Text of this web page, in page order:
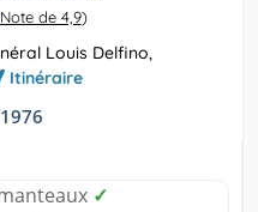
Note de 4,9)
Louis Delfino,
Itinéraire
✓